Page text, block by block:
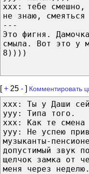
xxx: тебе
не знаю, смеяться
---
Это фигня.
смыла. Вот это у
8))))
[+ 25 - ] Комментировать
xxx: Ты у Даши
yyy: Типа того.
xxx: Как те смена
yyy: Не успею
музыканты-
допустимый звук
щелчок замка от
меня через неделю.